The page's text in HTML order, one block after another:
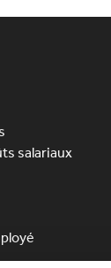
salariaux